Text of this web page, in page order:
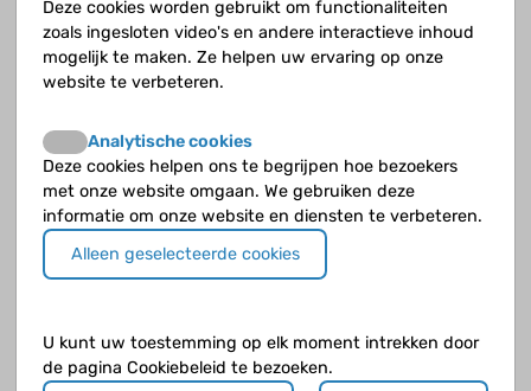
Andere oorzaken van nierbeschadiging
Beeldvorming van de nier en andere diagnostiek
Chronische nierinsufficiëntie
Erfelijke nieraandoeningen
Geboortedefecten van de nieren en aangeboren
Glomerulonefritis
Deze cookies worden gebruikt om functionaliteiten
zoals ingesloten video's en andere interactieve inhoud
mogelijk te maken. Ze helpen uw ervaring op onze
website te verbeteren.
Analytische cookies
Deze cookies helpen ons te begrijpen hoe bezoekers
met onze website omgaan. We gebruiken deze
informatie om onze website en diensten te verbeteren.
Alleen geselecteerde cookies
U kunt uw toestemming op elk moment intrekken door
de pagina Cookiebeleid te bezoeken.